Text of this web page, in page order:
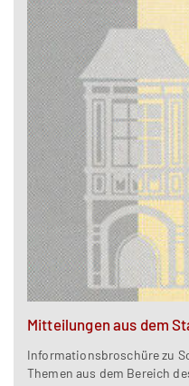
Mitteilungen aus dem
Informationsbroschüre zu
Themen aus dem Bereich